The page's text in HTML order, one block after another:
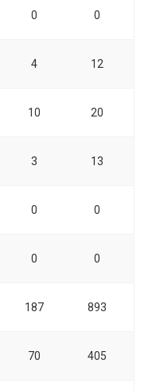
0 0
4 12
10 20
3 13
0 0
0 0
187 893
70 405